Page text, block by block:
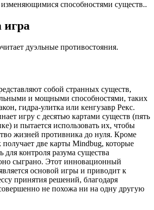
способностями существ..
игра
дуэльные противостояния.
собой странных существ,
и мощными способностями, таких
гидра-улитка или кенгузавр Рекс.
игру с десятью картами существ (пять
и пытается использовать их, чтобы
жизней противника до нуля. Кроме
две карты Mindbug, которые
для контроля разума существа
сыграно. Этот инновационный
основой игры и приводит к
принятия решений, благодаря
не похожа ни на одну другую